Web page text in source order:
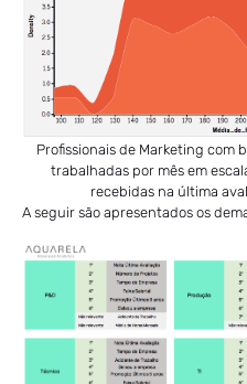
Profissionais de Marketing com
trabalhadas por mês em
recebidas na última
A seguir são apresentados os